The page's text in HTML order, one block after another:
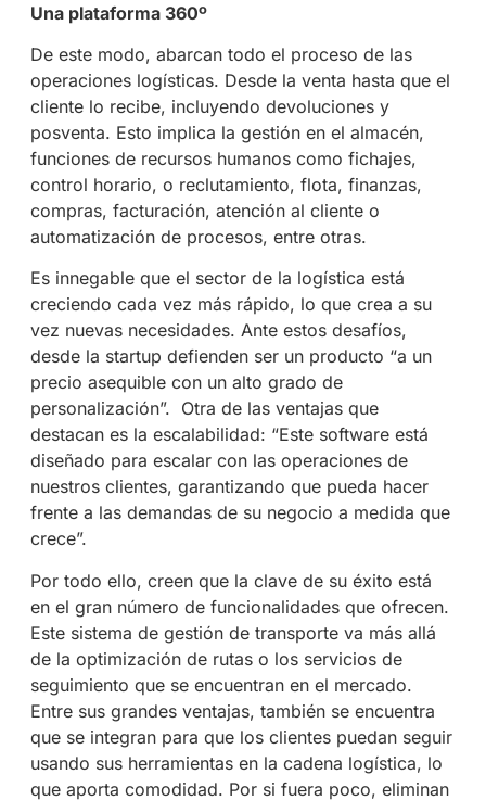
Una plataforma 360º
De este modo, abarcan todo el proceso de las
operaciones logísticas. Desde la venta hasta que el
cliente lo recibe, incluyendo devoluciones y
posventa. Esto implica la gestión en el almacén,
funciones de recursos humanos como fichajes,
control horario, o reclutamiento, flota, finanzas,
compras, facturación, atención al cliente o
automatización de procesos, entre otras.
Es innegable que el sector de la logística está
creciendo cada vez más rápido, lo que crea a su
vez nuevas necesidades. Ante estos desafíos,
desde la startup defienden ser un producto “a un
precio asequible con un alto grado de
personalización”. Otra de las ventajas que
destacan es la escalabilidad: “Este software está
diseñado para escalar con las operaciones de
nuestros clientes, garantizando que pueda hacer
frente a las demandas de su negocio a medida que
crece”.
Por todo ello, creen que la clave de su éxito está
en el gran número de funcionalidades que ofrecen.
Este sistema de gestión de transporte va más allá
de la optimización de rutas o los servicios de
seguimiento que se encuentran en el mercado.
Entre sus grandes ventajas, también se encuentra
que se integran para que los clientes puedan seguir
usando sus herramientas en la cadena logística, lo
que aporta comodidad. Por si fuera poco, eliminan